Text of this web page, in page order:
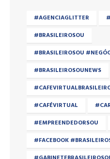
#AGENCIAGLITTER
#BRASILEIROSOU
#BRASILEIROSOU
#BRASILEIROSOUNEWS
#CAFÉVIRTUAL
#EMPREENDEDORSOU
#FACEBOOK